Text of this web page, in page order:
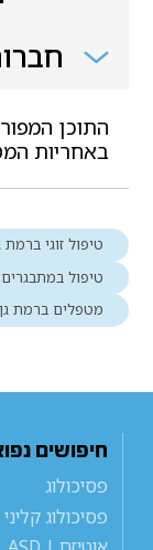
התוכן
באחריות
טיפול זוגי ברמת
טיפול
מטפלים ברמת גן
חיפושים
פסיכולוג
פסיכולוג קליני